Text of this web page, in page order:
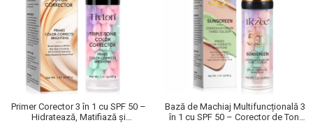
Primer Corector 3 în 1 cu SPF 50 –
Hidratează, Matifiază și
Bază de Machiaj Multifuncțională 3
în 1 cu SPF 50 – Corector de Ton,